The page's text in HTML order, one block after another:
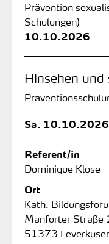
Prävention
Schulungen)
10.10.2026
Hinsehen und
Sa.
Referent/in
Dominique Klose
Ort
Kath.
Manforter Straße
51373